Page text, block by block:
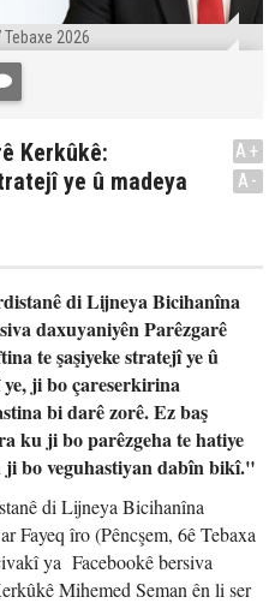
Tebaxe 2026
Kerkûkê:
ye û madeya
A+
A-
di Lijneya Bicihanîna
daxuyaniyên Parêzgarê
te şaşiyeke stratejî ye û
ye, ji bo çareserkirina
bi darê zorê. Ez baş
ku ji bo parêzgeha te hatiye
bo veguhastiyan dabîn bikî."
di Lijneya Bicihanîna
Fayeq îro (Pêncşem, 6ê Tebaxa
ya Facebookê bersiva
Mihemed Seman ên li ser